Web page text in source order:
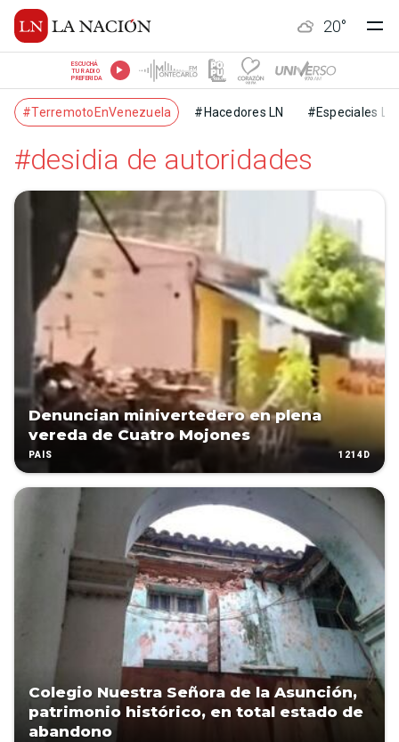
20°
ESCUCHÁ
TU RADIO
PREFERIDA
#TerremotoEnVenezuela #Hacedores LN #Especiales LN
#desidia de autoridades
Denuncian minivertedero en plena
vereda de Cuatro Mojones
PAÍS 1214D
Colegio Nuestra Señora de la Asunción,
patrimonio histórico, en total estado de
abandono